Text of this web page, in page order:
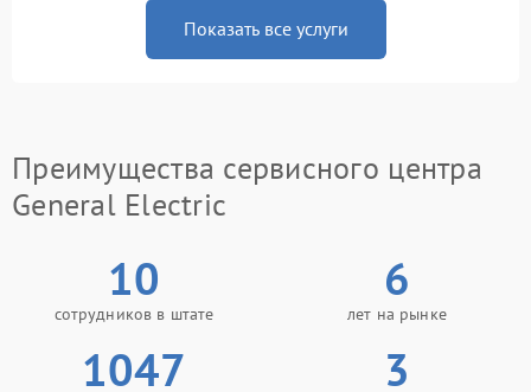
Показать все услуги
Преимущества сервисного центра
General Electric
10
сотрудников в штате
6
лет на рынке
1047 3